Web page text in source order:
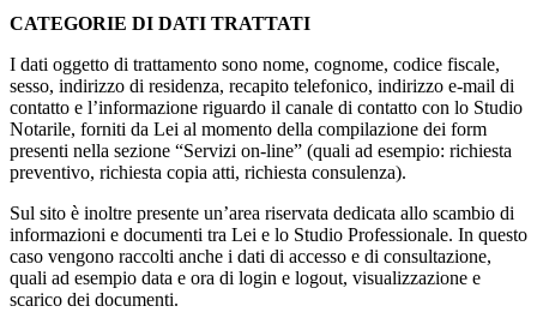
CATEGORIE DI DATI TRATTATI
I dati oggetto di trattamento sono nome, cognome, codice fiscale,
sesso, indirizzo di residenza, recapito telefonico, indirizzo e-mail di
contatto e l’informazione riguardo il canale di contatto con lo Studio
Notarile, forniti da Lei al momento della compilazione dei form
presenti nella sezione “Servizi on-line” (quali ad esempio: richiesta
preventivo, richiesta copia atti, richiesta consulenza).
Sul sito è inoltre presente un’area riservata dedicata allo scambio di
informazioni e documenti tra Lei e lo Studio Professionale. In questo
caso vengono raccolti anche i dati di accesso e di consultazione,
quali ad esempio data e ora di login e logout, visualizzazione e
scarico dei documenti.